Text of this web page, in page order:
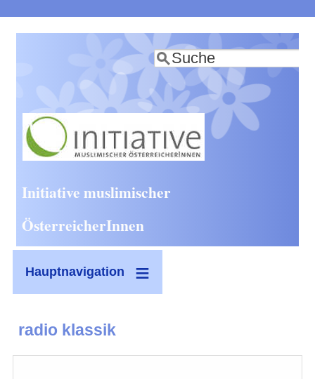
zum
Inhalt
Suche
Initiative muslimischer
ÖsterreicherInnen
Hauptnavigation
radio klassik